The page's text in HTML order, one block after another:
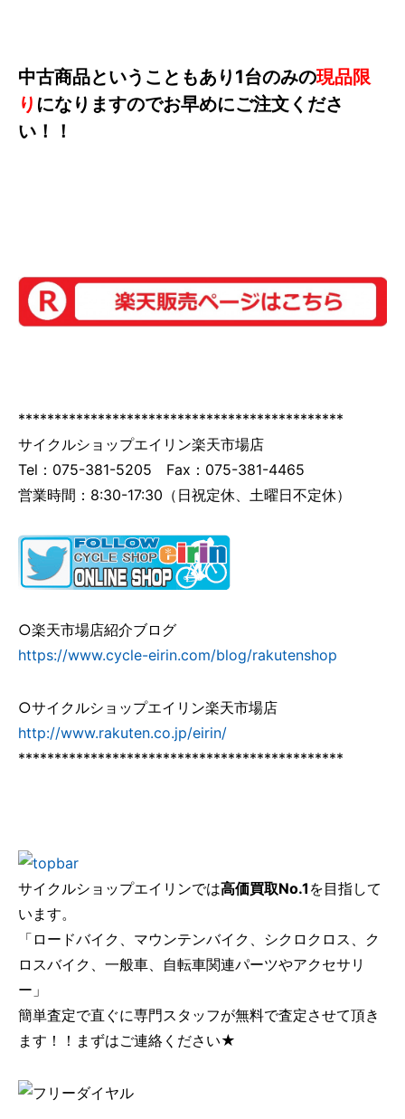
中古商品ということもあり1台のみの現品限
り になりますのでお早めにご注文くださ
い！！
*********************************************
サイクルショップエイリン楽天市場店
Tel： 075-381-5205 Fax：075-381-4465
営業時間：8:30-17:30（日祝定休、土曜日不定休）
○楽天市場店紹介ブログ
https://www.cycle-eirin.com/blog/rakutenshop
○サイクルショップエイリン楽天市場店
http://www.rakuten.co.jp/eirin/
*********************************************
サイクルショップエイリンでは高価買取No.1 を目指して
います。
「ロードバイク、マウンテンバイク、シクロクロス、ク
ロスバイク、一般車、自転車関連パーツやアクセサリ
ー」
簡単査定で直ぐに専門スタッフが無料で査定させて頂き
ます！！まずはご連絡ください★